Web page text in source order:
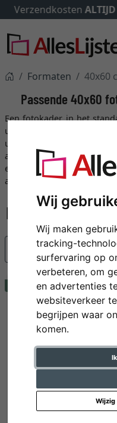
Wij
Wij maken
tracking-
surfervaring op
verbeteren, om
en advertenties
websiteverkeer
begrijpen waar
komen.
✓500.000
Formaten 40x60
Passende 40x60
Een fotokader in het
uw kunstwerk of favoriete
uitzoeken van de juiste
afwerking van belang.
en het type glas zijn
assortiment 40x60
Populariteit
Houten kader Quadrum
vanaf 64,65 € *